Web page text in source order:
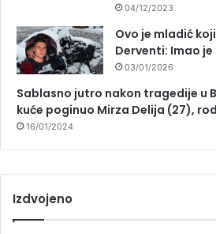
04/12/2023
Ovo je mladić
Derventi: Imao
03/01/2026
Sablasno jutro nakon tragedije u
kuće poginuo Mirza Delija (27),
16/01/2024
Izdvojeno